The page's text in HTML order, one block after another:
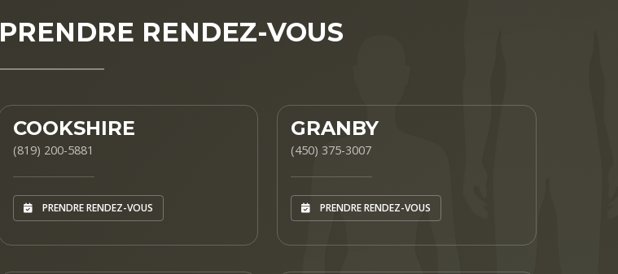
PRENDRE RENDEZ-VOUS
COOKSHIRE
(819) 200-5881
PRENDRE RENDEZ-VOUS
GRANBY
(450) 375-3007
PRENDRE RENDEZ-VOUS